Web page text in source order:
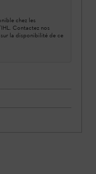
chez les
Contactez nos
la disponibilité de ce